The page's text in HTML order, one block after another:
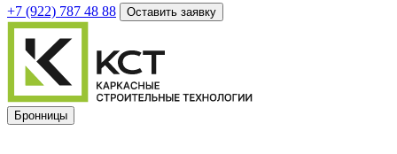
+7 (922) 787 48 88 Оставить заявку
Бронницы